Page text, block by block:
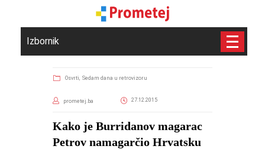
Izbornik
Osvrti, Sedam dana u retrovizoru
prometej.ba 27.12.2015
Kako je Burridanov magarac
Petrov namagarčio Hrvatsku